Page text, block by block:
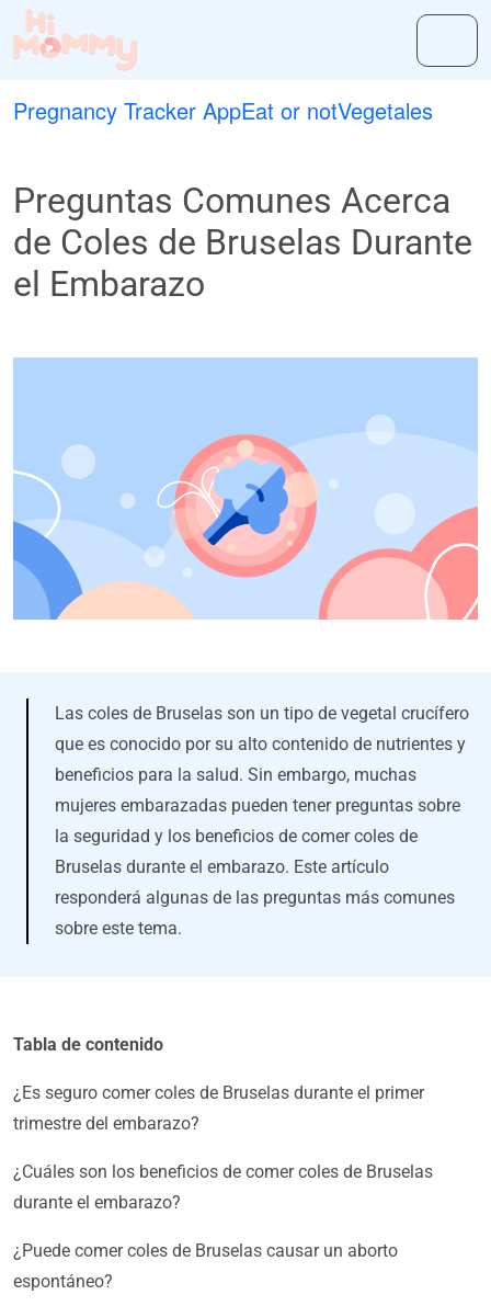
Pregnancy Tracker AppEat or notVegetales
Preguntas Comunes Acerca
de Coles de Bruselas Durante
el Embarazo
Las coles de Bruselas son un tipo de vegetal crucífero
que es conocido por su alto contenido de nutrientes y
beneficios para la salud. Sin embargo, muchas
mujeres embarazadas pueden tener preguntas sobre
la seguridad y los beneficios de comer coles de
Bruselas durante el embarazo. Este artículo
responderá algunas de las preguntas más comunes
sobre este tema.
Tabla de contenido
¿Es seguro comer coles de Bruselas durante el primer
trimestre del embarazo?
¿Cuáles son los beneficios de comer coles de Bruselas
durante el embarazo?
¿Puede comer coles de Bruselas causar un aborto
espontáneo?